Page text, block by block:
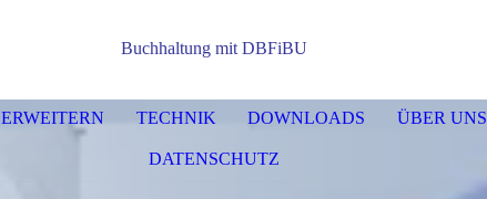
Buchhaltung mit DBFiBU
ERWEITERN TECHNIK DOWNLOADS ÜBER UNS
DATENSCHUTZ